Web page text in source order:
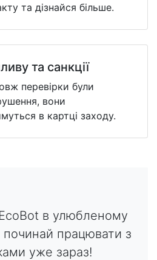
та дізнайся більше.
та санкції
перевірки були
вони
в картці заходу.
в улюбленому
працювати з
уже зараз!